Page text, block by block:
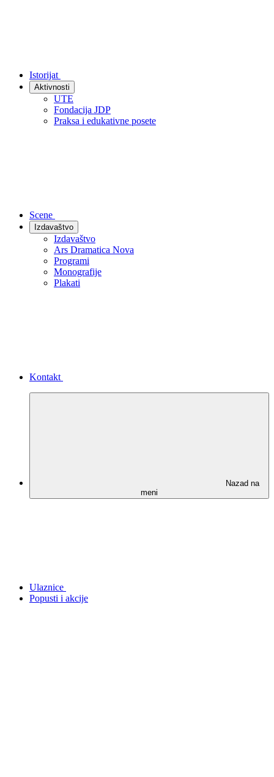
Istorijat
Aktivnosti
UTE
Fondacija JDP
Praksa i edukativne posete
Scene
Izdavaštvo
Izdavaštvo
Ars Dramatica Nova
Programi
Monografije
Plakati
Kontakt
Nazad na
meni
Ulaznice
Popusti i akcije